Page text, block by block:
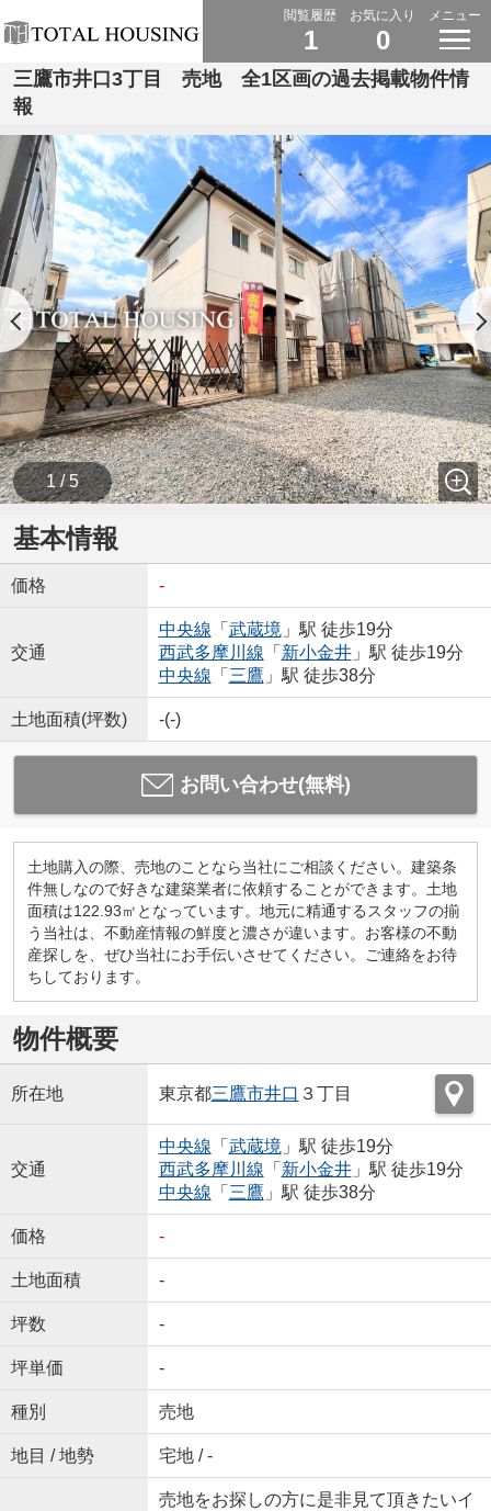
閲覧履歴
1
お気に入り
0
メニュー
三鷹市井口3丁目 売地 全1区画の過去掲載物件情
報
1 / 5
基本情報
価格 -
交通
中央線 「 武蔵境 」駅 徒歩19分
西武多摩川線 「 新小金井」駅 徒歩19分
中央線 「 三鷹 」駅 徒歩38分
土地面積(坪数) -(-)
お問い合わせ(無料)
土地購入の際、売地のことなら当社にご相談ください。建築条
件無しなので好きな建築業者に依頼することができます。土地
面積は122.93㎡となっています。地元に精通するスタッフの揃
う当社は、不動産情報の鮮度と濃さが違います。お客様の不動
産探しを、ぜひ当社にお手伝いさせてください。ご連絡をお待
ちしております。
物件概要
所在地 東京都三鷹市井口 ３丁目
交通
中央線 「 武蔵境 」駅 徒歩19分
西武多摩川線 「 新小金井」駅 徒歩19分
中央線 「 三鷹 」駅 徒歩38分
価格 -
土地面積 -
坪数 -
坪単価 -
種別 売地
地目 / 地勢 宅地 / -
売地をお探しの方に是非見て頂きたいイ